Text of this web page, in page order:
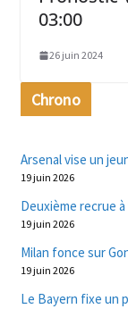
03:00
26 juin 2024
Chrono
Arsenal vise un
19 juin 2026
Deuxième recrue
19 juin 2026
Milan fonce sur
19 juin 2026
Le Bayern fixe un